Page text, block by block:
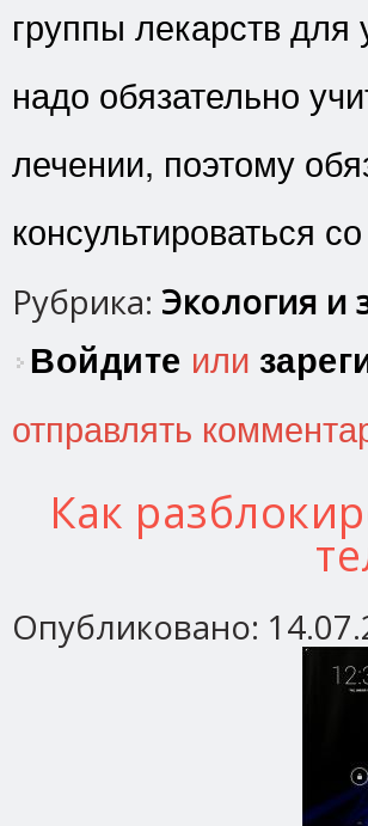
группы лекарств
надо обязательно
лечении, поэтому
консультироваться
Рубрика: Экология и
Войдите или
отправлять
Как
Опубликовано: